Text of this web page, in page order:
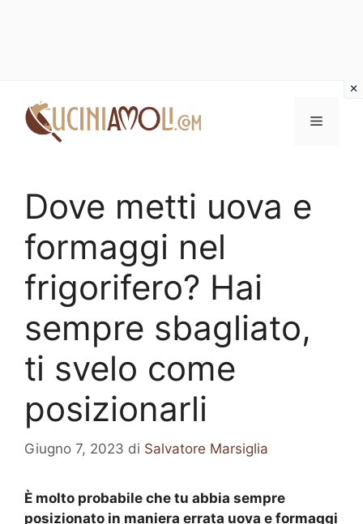
contenuto
Menu
Dove metti uova e
formaggi nel
frigorifero? Hai
sempre sbagliato,
ti svelo come
posizionarli
Giugno 7, 2023 di Salvatore Marsiglia
È molto probabile che tu abbia sempre
posizionato in maniera errata uova e formaggi